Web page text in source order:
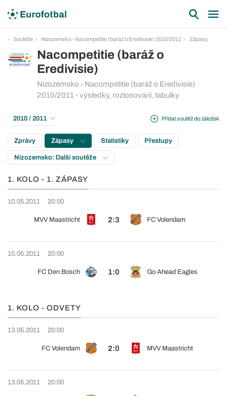
Soutěže Nizozemsko - Nacompetitie (baráž o Eredivisie) 2010/2011 Zápasy
Nacompetitie (baráž o
Eredivisie)
Nizozemsko - Nacompetitie (baráž o Eredivisie)
2010/2011 - výsledky, rozlosování, tabulky
Přidat soutěž do záložek
2010 / 2011
Zprávy Zápasy Statistiky Přestupy
Nizozemsko: Další soutěže
1. KOLO - 1. ZÁPASY
10.05.2011 20:00
MVV Maastricht 2:3 FC Volendam
10.05.2011 20:00
FC Den Bosch 1:0 Go Ahead Eagles
1. KOLO - ODVETY
13.05.2011 20:00
FC Volendam 2:0 MVV Maastricht
13.05.2011 20:00